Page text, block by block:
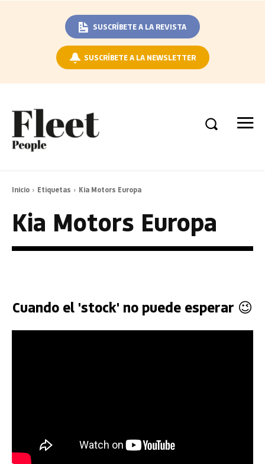
SUSCRÍBETE A LA REVISTA
SUSCRÍBETE A LA NEWSLETTER
Inicio Etiquetas Kia Motors Europa
Kia Motors Europa
Cuando el 'stock' no puede esperar 😉